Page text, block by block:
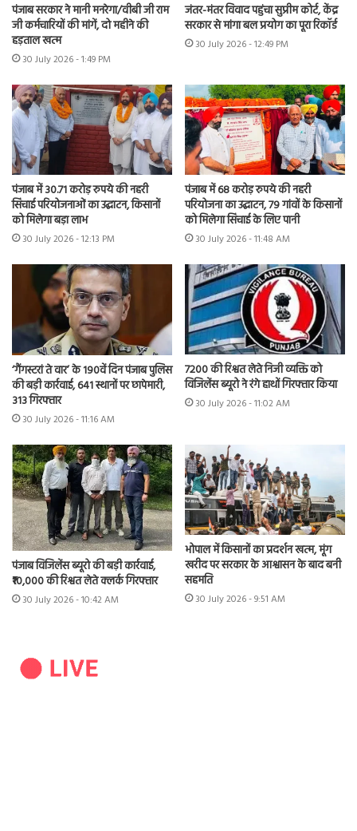
पंजाब सरकार ने मानी मनरेगा/वीबी जी राम
जी कर्मचारियों की मांगें, दो महीने की
हड़ताल खत्म
30 July 2026 - 1:49 PM
जंतर-मंतर विवाद पहुंचा सुप्रीम कोर्ट, केंद्र
सरकार से मांगा बल प्रयोग का पूरा रिकॉर्ड
30 July 2026 - 12:49 PM
पंजाब में 30.71 करोड़ रुपये की नहरी
सिंचाई परियोजनाओं का उद्घाटन, किसानों
को मिलेगा बड़ा लाभ
30 July 2026 - 12:13 PM
पंजाब में 68 करोड़ रुपये की नहरी
परियोजना का उद्घाटन, 79 गांवों के किसानों
को मिलेगा सिंचाई के लिए पानी
30 July 2026 - 11:48 AM
‘गैंगस्टरां ते वार’ के 190वें दिन पंजाब पुलिस
की बड़ी कार्रवाई, 641 स्थानों पर छापेमारी,
313 गिरफ्तार
30 July 2026 - 11:16 AM
7200 की रिश्वत लेते निजी व्यक्ति को
विजिलेंस ब्यूरो ने रंगे हाथों गिरफ्तार किया
30 July 2026 - 11:02 AM
पंजाब विजिलेंस ब्यूरो की बड़ी कार्रवाई,
₹10,000 की रिश्वत लेते क्लर्क गिरफ्तार
30 July 2026 - 10:42 AM
भोपाल में किसानों का प्रदर्शन खत्म, मूंग
खरीद पर सरकार के आश्वासन के बाद बनी
सहमति
30 July 2026 - 9:51 AM